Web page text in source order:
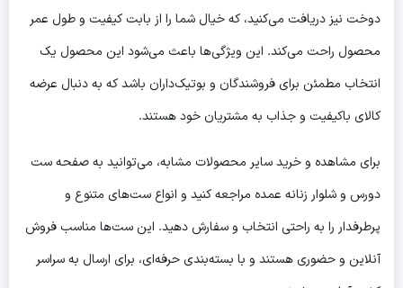
دوخت نیز دریافت می‌کنید، که خیال شما را از بابت کیفیت و طول عمر
محصول راحت می‌کند. این ویژگی‌ها باعث می‌شود این محصول یک
انتخاب مطمئن برای فروشندگان و بوتیک‌داران باشد که به دنبال عرضه
کالای باکیفیت و جذاب به مشتریان خود هستند.
برای مشاهده و خرید سایر محصولات مشابه، می‌توانید به صفحه ست
دورس و شلوار زنانه عمده مراجعه کنید و انواع ست‌های متنوع و
پرطرفدار را به راحتی انتخاب و سفارش دهید. این ست‌ها مناسب فروش
آنلاین و حضوری هستند و با بسته‌بندی حرفه‌ای، برای ارسال به سراسر